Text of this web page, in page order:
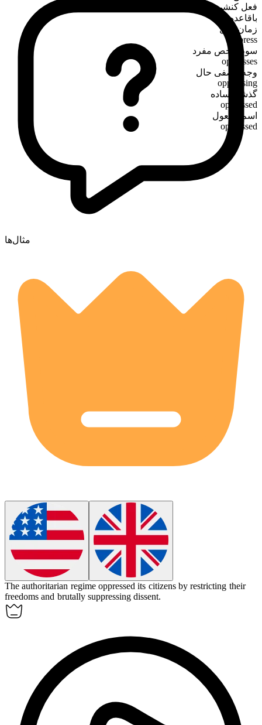
فعل کنشی
باقاعده
زمان حال
oppress
سوم‌شخص مفرد
oppresses
وجه وصفی حال
oppressing
گذشته ساده
oppressed
اسم مفعول
oppressed
مثال‌ها
The authoritarian regime oppressed its citizens by restricting their
freedoms and brutally suppressing dissent.